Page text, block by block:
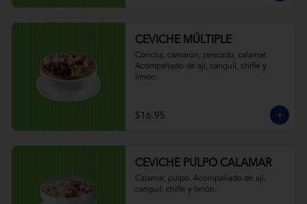
CEVICHE MÚLTIPLE
Concha, camarón, pescado, calamar.
Acompañado de ají, canguil, chifle y
limón.
$16.95
CEVICHE PULPO CALAMAR
Calamar, pulpo. Acompañado de ají,
canguil, chifle y limón.